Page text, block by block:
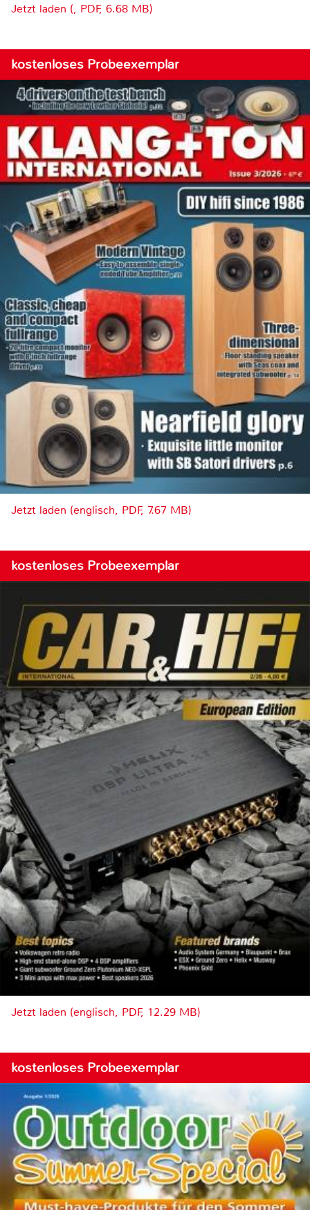
Jetzt laden (, PDF, 6.68 MB)
kostenloses Probeexemplar
Jetzt laden (englisch, PDF, 7.67 MB)
kostenloses Probeexemplar
Jetzt laden (englisch, PDF, 12.29 MB)
kostenloses Probeexemplar